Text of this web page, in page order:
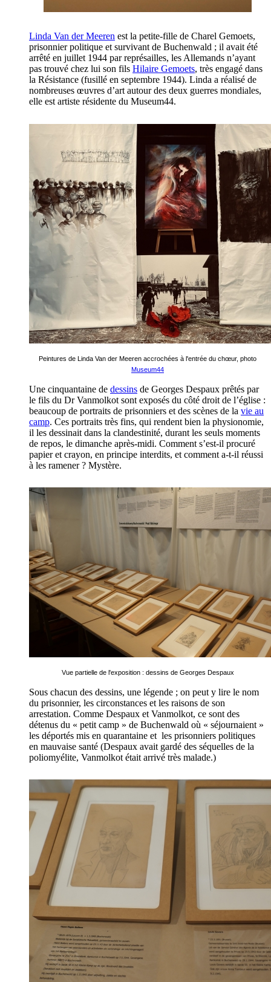
Linda Van der Meeren est la petite-fille de Charel Gemoets,
prisonnier politique et survivant de Buchenwald ; il avait été
arrêté en juillet 1944 par représailles, les Allemands n’ayant
pas trouvé chez lui son fils Hilaire Gemoets, très engagé dans
la Résistance (fusillé en septembre 1944). Linda a réalisé de
nombreuses œuvres d’art autour des deux guerres mondiales,
elle est artiste résidente du Museum44.
Peintures de Linda Van der Meeren accrochées à l'entrée du chœur, photo
Museum44
Une cinquantaine de dessins de Georges Despaux prêtés par
le fils du Dr Vanmolkot sont exposés du côté droit de l’église :
beaucoup de portraits de prisonniers et des scènes de la vie au
camp. Ces portraits très fins, qui rendent bien la physionomie,
il les dessinait dans la clandestinité, durant les seuls moments
de repos, le dimanche après-midi. Comment s’est-il procuré
papier et crayon, en principe interdits, et comment a-t-il réussi
à les ramener ? Mystère.
Vue partielle de l'exposition : dessins de Georges Despaux
Sous chacun des dessins, une légende ; on peut y lire le nom
du prisonnier, les circonstances et les raisons de son
arrestation. Comme Despaux et Vanmolkot, ce sont des
détenus du « petit camp » de Buchenwald où « séjournaient »
les déportés mis en quarantaine et les prisonniers politiques
en mauvaise santé (Despaux avait gardé des séquelles de la
poliomyélite, Vanmolkot était arrivé très malade.)